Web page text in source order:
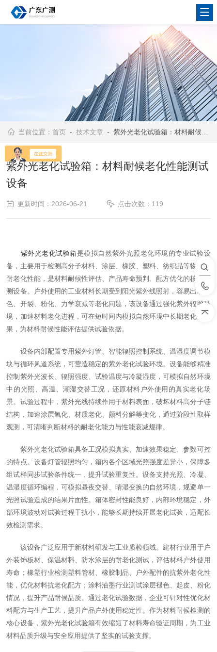
当前位置：首页 -技术文章 - 紫外光老化试验箱：材料耐候老化性能测试设备
紫外光老化试验箱：材料耐候老化性能测试
设备
更新时间：2026-06-21 点击次数：119
紫外光老化试验箱是模拟自然紫外光照老化环境的专业试验设
备，主要用于检测高分子材料、涂层、橡胶、塑料、纺织品等物料的
耐老化性能，是材料耐候性评估、产品寿命预判、配方优化的核心检
测设备。户外使用的工业材料长期受到阳光紫外线照射，容易出现褪
色、开裂、粉化、力学衰减等老化问题，该设备通过强化紫外辐照环
境，加速材料老化进程，可在短时间内模拟自然环境中长期老化的效
果，为材料耐候性能评估提供试验依据。
设备内部配置专用紫外灯管、智能辐照控制系统、温湿度调节模
块与循环风道系统，可营造稳定的紫外老化试验环境。设备能够精准
控制紫外光波长、辐照强度、试验温度与冷凝湿度，可模拟自然环境
中的光照、高温、潮湿交替工况，还原材料户外使用的真实老化场
景。试验过程中，紫外光线持续作用于材料表面，破坏材料高分子链
结构，加速涂层氧化、材质老化、颜料分解等变化，通过阶段性取样
观测，可清晰判断材料的耐老化能力与性能衰减规律。
紫外光老化试验箱具备工况模拟真实、加速效果稳定、参数可控
的特点。设备灯管辐照均匀，箱内各个区域光照强度差异小，保障多
组试样同步试验条件统一，提升试验重复性。设备支持光照、冷凝、
温湿度循环编程，可模拟昼夜交替、晴湿变换的自然环境，规避单一
光照试验造成的结果片面性。箱体密封性能良好，内部环境稳定，外
部环境波动对试验过程干扰小，能够长期持续开展老化试验，适配长
效检测需求。
该设备广泛应用于新材料研发与工业质检领域。建材行业用于户
外装饰板材、保温材料、防水涂层的耐老化测试，评估材料户外使用
寿命；橡塑行业检测塑料管材、橡胶制品、户外配件的抗紫外老化性
能，优化材料抗老化配方；涂料油墨行业测试涂层褪色、起皮、粉化
情况，提升产品耐候品质。通过老化试验数据，企业可针对性优化材
料配方与生产工艺，提升产品户外使用稳定性。作为材料耐候检测的
核心设备，紫外光老化试验箱有效缩短了材料寿命验证周期，为工业
材料品质升级与安全应用提供了坚实的试验支撑。